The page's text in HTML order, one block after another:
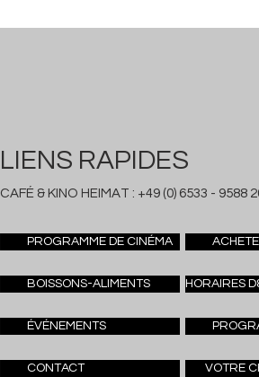
LIENS RAPIDES
CAFÉ & KINO HEIMAT : +49 (0) 6533 - 9588
PROGRAMME DE CINÉMA
BOISSONS-ALIMENTS HORAIRES
ÉVÉNEMENTS
CONTACT VOTRE